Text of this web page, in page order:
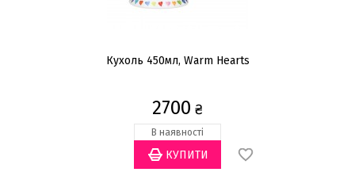
Кухоль 450мл, Warm Hearts
2700 ₴
В наявності